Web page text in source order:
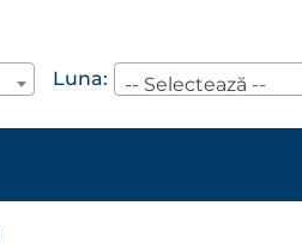
Luna: -- Selectează --